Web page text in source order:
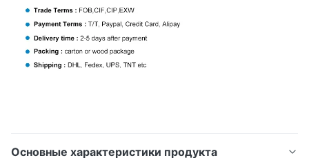
Основные характеристики продукта